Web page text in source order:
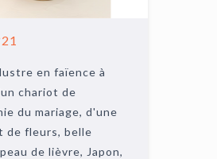
en faïence à
chariot de
du mariage, d'une
de fleurs, belle
de lièvre, Japon,